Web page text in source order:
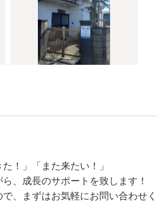
！」「また来たい！」
、成長のサポートを致します！
、まずはお気軽にお問い合わせ